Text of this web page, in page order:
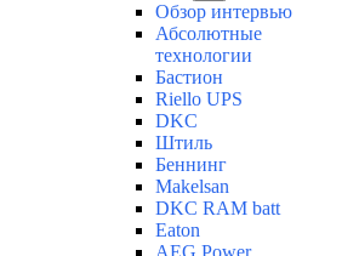
Обзор интервью
Абсолютные
технологии
Бастион
Riello UPS
DKC
Штиль
Беннинг
Makelsan
DKC RAM batt
Eaton